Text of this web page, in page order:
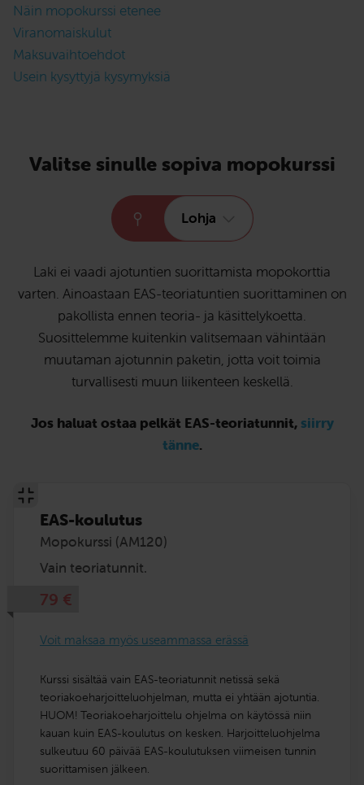
Näin mopokurssi etenee
Viranomaiskulut
Maksuvaihtoehdot
Usein kysyttyjä kysymyksiä
Valitse sinulle sopiva mopokurssi
Lohja
Laki ei vaadi ajotuntien suorittamista mopokorttia
varten. Ainoastaan EAS-teoriatuntien suorittaminen on
pakollista ennen teoria- ja käsittelykoetta.
Suosittelemme kuitenkin valitsemaan vähintään
muutaman ajotunnin paketin, jotta voit toimia
turvallisesti muun liikenteen keskellä.
Jos haluat ostaa pelkät EAS-teoriatunnit, siirry
tänne.
EAS-koulutus
Mopokurssi (AM120)
Vain teoriatunnit.
79 €
Voit maksaa myös useammassa erässä
Kurssi sisältää vain EAS-teoriatunnit netissä sekä
teoriakoe­harjoittelu­ohjelman, mutta ei yhtään ajotuntia.
HUOM! Teoriakoeharjoittelu ohjelma on käytössä niin
kauan kuin EAS-koulutus on kesken. Harjoitteluohjelma
sulkeutuu 60 päivää EAS-koulutuksen viimeisen tunnin
suorittamisen jälkeen.